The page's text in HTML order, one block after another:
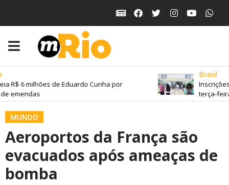
R$ 6 milhões de Eduardo Cunha por
emendas
Brasil
terça-feira
MUNDO
Aeroportos da França são
evacuados após ameaças de
bomba